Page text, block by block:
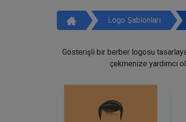
Logo Şablonları
Gösterişli bir berber logosu
çekmenize yardımcı